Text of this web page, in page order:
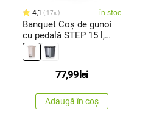
4,1 17x în stoc
Banquet Coș de gunoi
cu pedală STEP 15 l,
crem
77,99 lei
Adaugă în coș